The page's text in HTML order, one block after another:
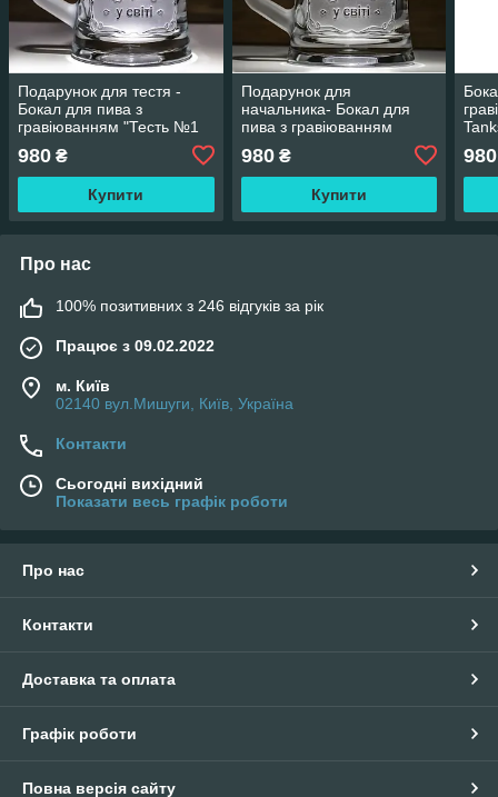
Подарунок для тестя -
Бокал для пива з
гравіюванням "Тесть №1
матовою ручкою
980 ₴
Купити
Подарунок для
начальника- Бокал для
пива з гравіюванням
"BOSS №1 Найкращий у
світі" з матовою ручкою
980₴
Купити
980
Про нас
100% позитивних з 246 відгуків за рік
Працює з 09.02.2022
м. Київ
02140 вул.Мишуги, Київ, Україна
Контакти
Сьогодні вихідний
Показати весь графік роботи
Про нас
Контакти
Доставка та оплата
Графік роботи
Повна версія сайту